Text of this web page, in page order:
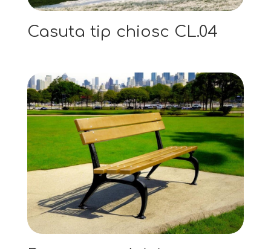
Casuta tip chiosc CL.04